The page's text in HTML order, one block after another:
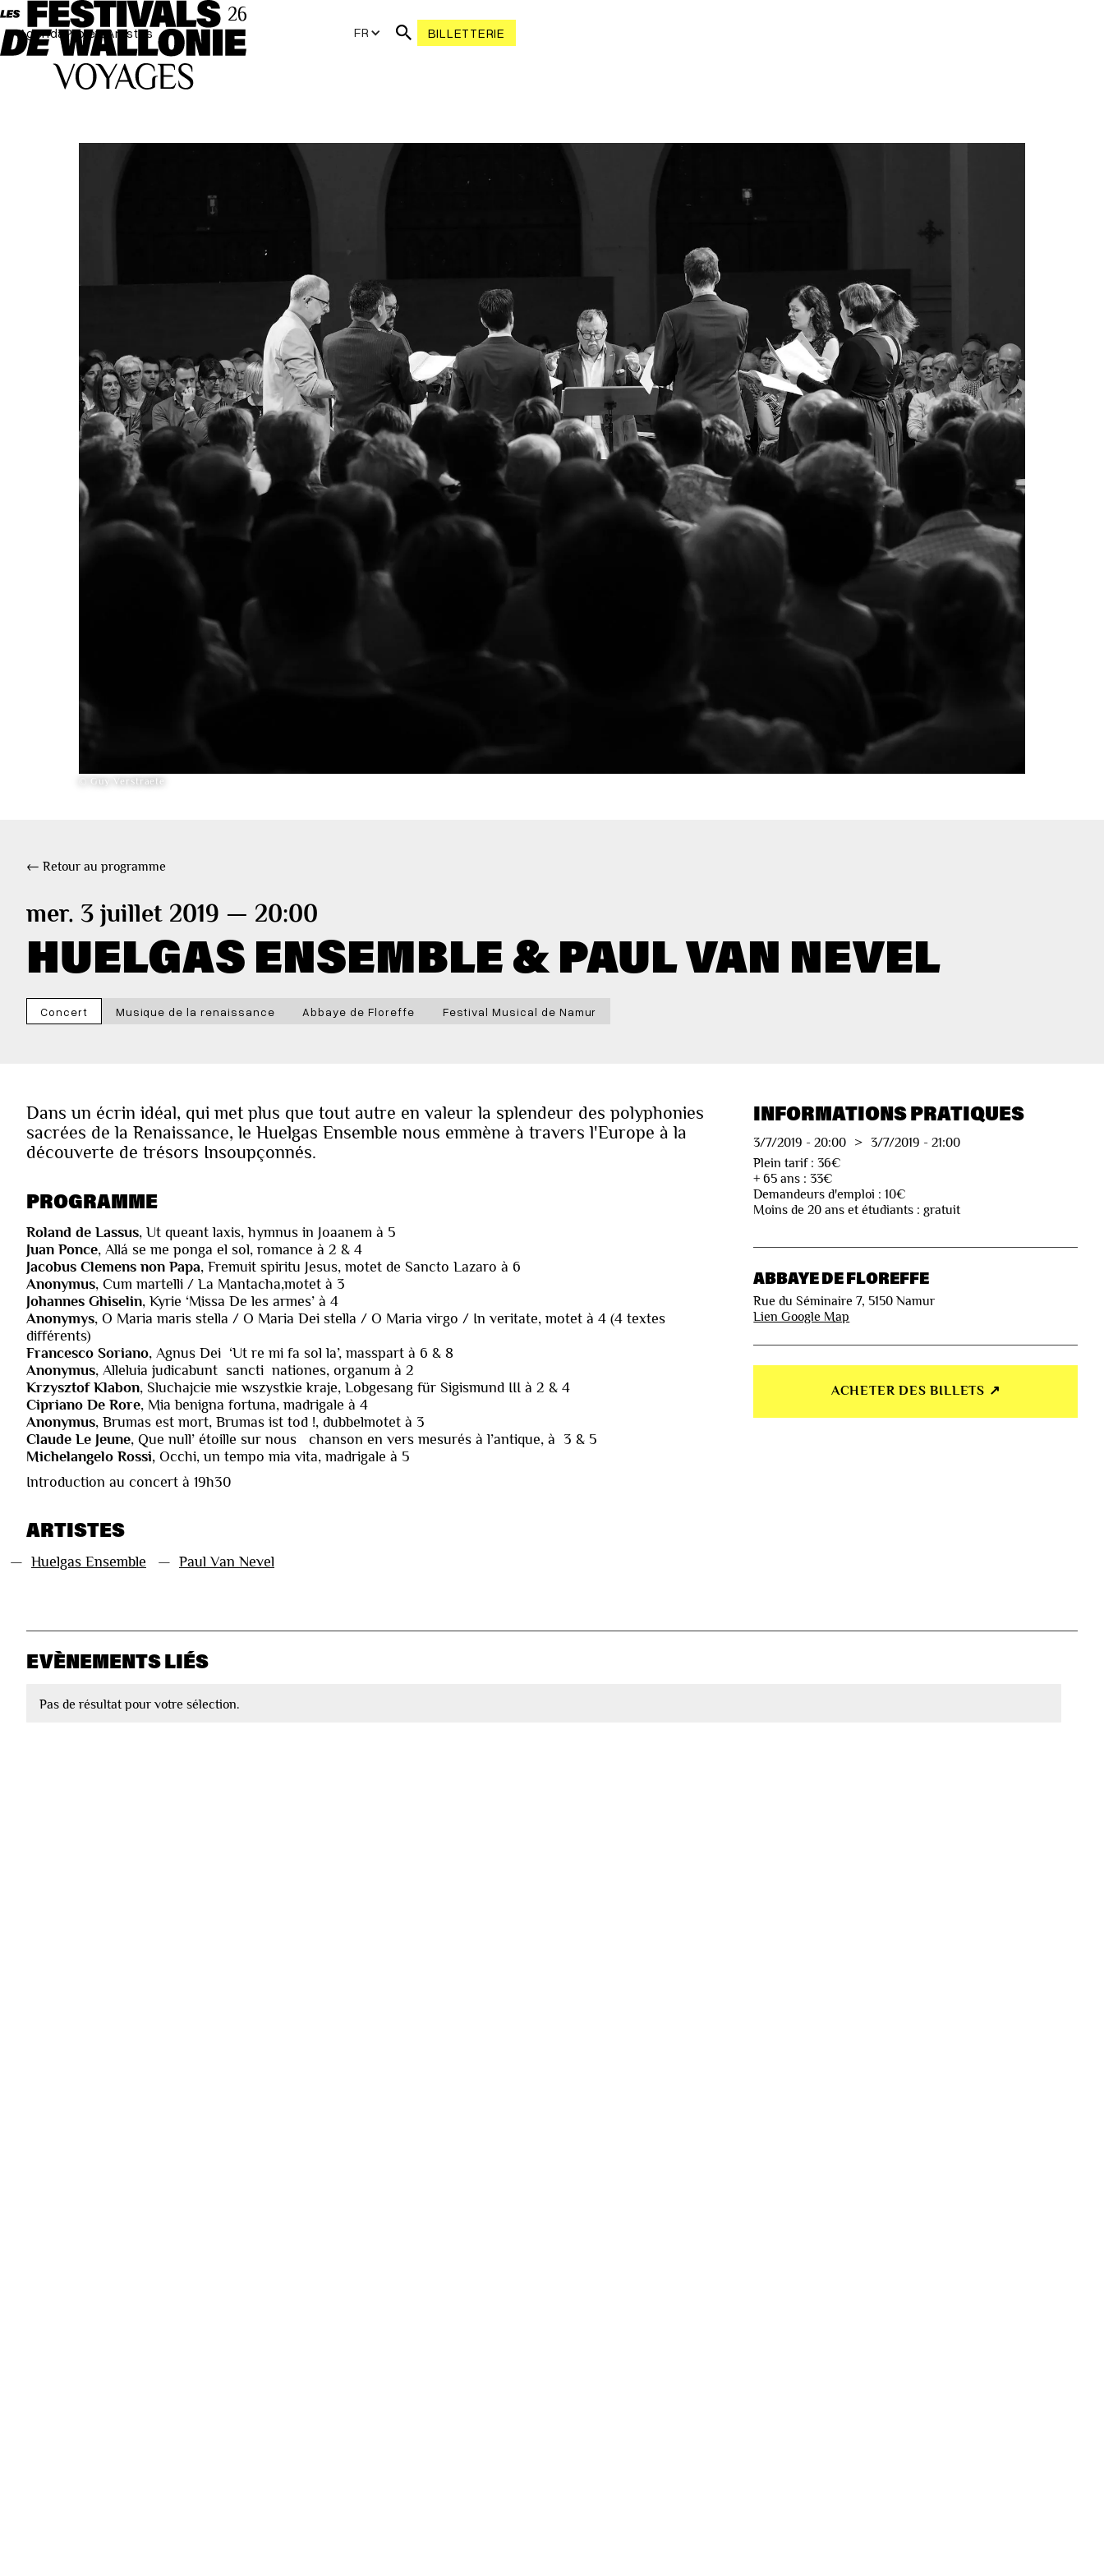
AgendaProjetsArtistes FR BILLETTERIE
© Guy Verstraete
← Retour au programme
mer. 3 juillet 2019 — 20:00
HUELGAS ENSEMBLE & PAUL VAN NEVEL
Concert Musique de la renaissance Abbaye de Floreffe Festival Musical de Namur
Dans un écrin idéal, qui met plus que tout autre en valeur la splendeur des polyphonies
sacrées de la Renaissance, le Huelgas Ensemble nous emmène à travers l'Europe à la
découverte de trésors Insoupçonnés.
PROGRAMME
Roland de Lassus, Ut queant laxis, hymnus in Joaanem à 5
Juan Ponce, Allá se me ponga el sol, romance à 2 & 4
Jacobus Clemens non Papa, Fremuit spiritu Jesus, motet de Sancto Lazaro à 6
Anonymus, Cum martelli / La Mantacha,motet à 3
Johannes Ghiselin, Kyrie ‘Missa De les armes’ à 4
Anonymys, O Maria maris stella / O Maria Dei stella / O Maria virgo / In veritate, motet à 4 (4 textes
différents)
Francesco Soriano, Agnus Dei ‘Ut re mi fa sol la’, masspart à 6 & 8
Anonymus, Alleluia judicabunt sancti nationes, organum à 2
Krzysztof Klabon, Sluchajcie mie wszystkie kraje, Lobgesang für Sigismund III à 2 & 4
Cipriano De Rore, Mia benigna fortuna, madrigale à 4
Anonymus, Brumas est mort, Brumas ist tod !, dubbelmotet à 3
Claude Le Jeune, Que null’ étoille sur nous chanson en vers mesurés à l’antique, à 3 & 5
Michelangelo Rossi, Occhi, un tempo mia vita, madrigale à 5
Introduction au concert à 19h30
ARTISTES
— Huelgas Ensemble — Paul Van Nevel
INFORMATIONS PRATIQUES
3/7/2019 -20:00 > 3/7/2019 -21:00
Plein tarif : 36€
+ 65 ans : 33€
Demandeurs d'emploi : 10€
Moins de 20 ans et étudiants : gratuit
ABBAYE DE FLOREFFE
Rue du Séminaire 7, 5150 Namur
Lien Google Map
ACHETER DES BILLETS ↗︎
EVÈNEMENTS LIÉS
Pas de résultat pour votre sélection.